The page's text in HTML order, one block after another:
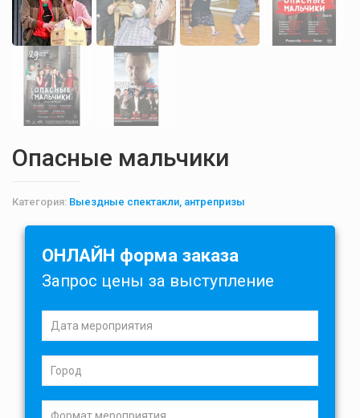
Опасные мальчики
Категория: Выездные спектакли, антрепризы
ОНЛАЙН форма заказа
Запрос цены за выступление